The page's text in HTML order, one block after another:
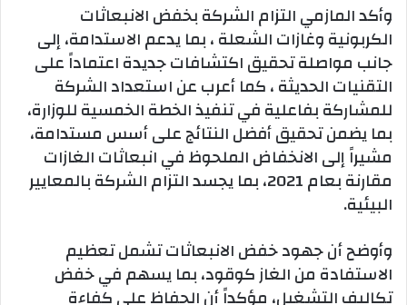
وأكد المازمي التزام الشركة بخفض الانبعاثات
الكربونية وغازات الشعلة ، بما يدعم الاستدامة، إلى
جانب مواصلة تحقيق اكتشافات جديدة اعتماداً على
التقنيات الحديثة ، كما أعرب عن استعداد الشركة
للمشاركة بفاعلية في تنفيذ الخطة الخمسية للوزارة،
بما يضمن تحقيق أفضل النتائج على أسس مستدامة،
مشيراً إلى الانخفاض الملحوظ في انبعاثات الغازات
مقارنة بعام 2021، بما يجسد التزام الشركة بالمعايير
البيئية.
وأوضح أن جهود خفض الانبعاثات تشمل تعظيم
الاستفادة من الغاز كوقود، بما يسهم في خفض
تكاليف التشغيل، مؤكداً أن الحفاظ على كفاءة